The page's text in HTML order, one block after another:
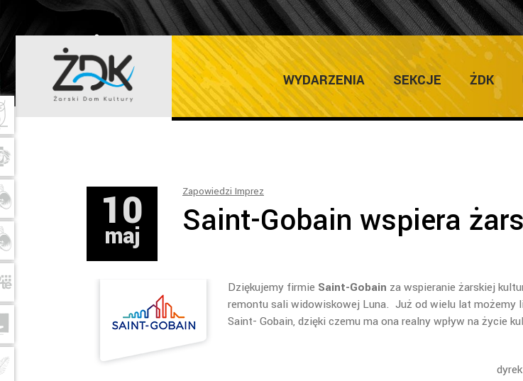
WYDARZENIA SEKCJE ŻDK
ŻARSKI DOM KULTURY
10
maj
Zapowiedzi Imprez
Saint-Gobain wspiera
Dziękujemy firmie Saint-Gobain za wspieranie żarskiej
remontu sali widowiskowej Luna. Już od wielu lat możemy
Saint- Gobain, dzięki czemu ma ona realny wpływ na życie